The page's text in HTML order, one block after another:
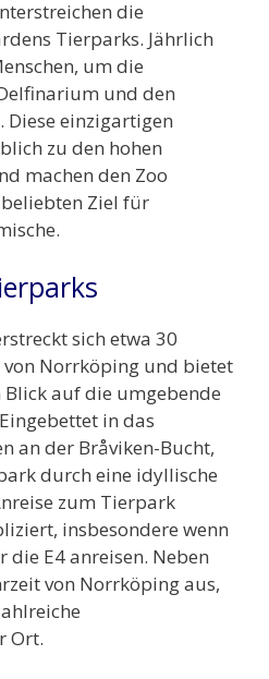
die
Tierparks. Jährlich
um die
und den
einzigartigen
zu den hohen
machen den Zoo
Ziel für
sich etwa 30
Norrköping und bietet
auf die umgebende
in das
an der Bråviken-Bucht,
durch eine idyllische
zum Tierpark
insbesondere wenn
E4 anreisen. Neben
von Norrköping aus,
Ort.